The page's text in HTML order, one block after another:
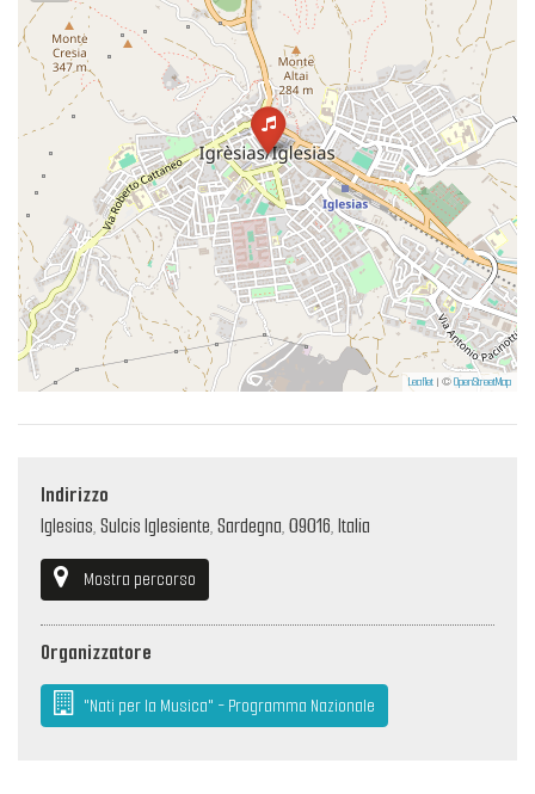
Leaflet | ©OpenStreetMap
Indirizzo
Iglesias, Sulcis Iglesiente, Sardegna, 09016, Italia
Mostra percorso
Organizzatore
"Nati per la Musica" - Programma Nazionale